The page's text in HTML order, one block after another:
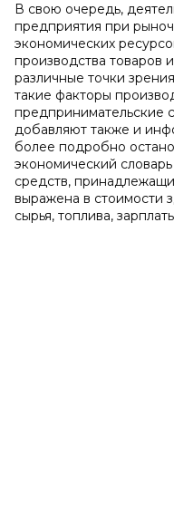
В свою очередь,
предприятия при
экономических
производства товаров
различные точки
такие факторы
предпринимательские
добавляют также и
более подробно
экономический
средств,
выражена в стоимости
сырья, топлива,